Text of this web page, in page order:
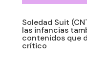
Soledad Suit
las infancias
contenidos que
crítico